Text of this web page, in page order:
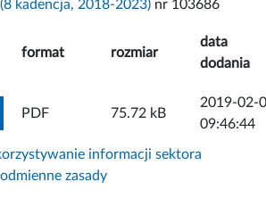
(8 kadencja, 2018-2023) nr 103686
format rozmiar
data
dodania
ZAŁĄCZNIK
PDF 75.72 kB
2019-02-
09:46:44
informacji sektora
zasady